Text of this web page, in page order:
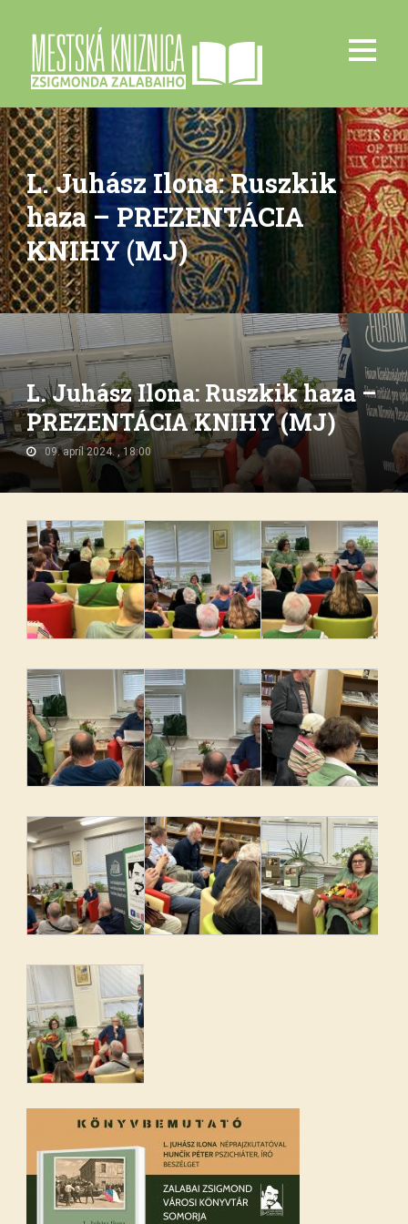
L. Juhász Ilona: Ruszkik
haza – PREZENTÁCIA
KNIHY (MJ)
L. Juhász Ilona: Ruszkik haza –
PREZENTÁCIA KNIHY (MJ)
09. apríl 2024. , 18:00